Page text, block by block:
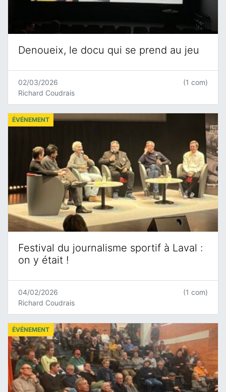
Denoueix, le docu qui se prend au jeu
02/03/2026
Richard Coudrais
(1 com)
Festival du journalisme sportif à Laval :
on y était !
ÉVÉNEMENT
04/02/2026
Richard Coudrais
(1 com)
ÉVÉNEMENT